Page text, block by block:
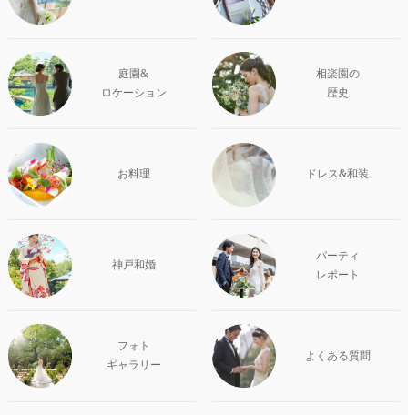
庭園&
ロケーション
相楽園の
歴史
お料理 ドレス&和装
神戸和婚
パーティ
レポート
フォト
ギャラリー
よくある質問